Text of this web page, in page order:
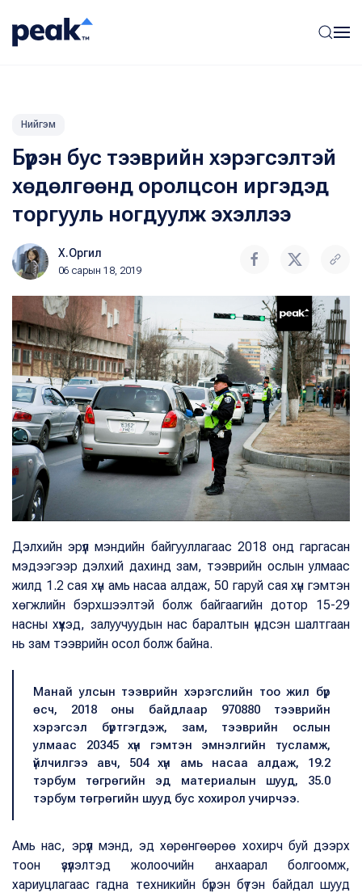
Нийгэм
Бүрэн бус тээврийн хэрэгсэлтэй
хөдөлгөөнд оролцсон иргэдэд
торгууль ногдуулж эхэллээ
Х.Оргил
06 сарын 18, 2019
Дэлхийн эрүүл мэндийн байгууллагаас 2018 онд гаргасан
мэдээгээр дэлхий дахинд зам, тээврийн ослын улмаас
жилд 1.2 сая хүн амь насаа алдаж, 50 гаруй сая хүн гэмтэн
хөгжлийн бэрхшээлтэй болж байгаагийн дотор 15-29
насны хүүхэд, залуучуудын нас баралтын үндсэн шалтгаан
нь зам тээврийн осол болж байна.
Манай улсын тээврийн хэрэгслийн тоо жил бүр
өсч, 2018 оны байдлаар 970880 тээврийн
хэрэгсэл бүртгэгдэж, зам, тээврийн ослын
улмаас 20345 хүн гэмтэн эмнэлгийн тусламж,
үйлчилгээ авч, 504 хүн амь насаа алдаж, 19.2
тэрбум төгрөгийн эд материалын шууд, 35.0
тэрбум төгрөгийн шууд бус хохирол учирчээ.
Амь нас, эрүүл мэнд, эд хөрөнгөөрөө хохирч буй дээрх
тоон үзүүлэлтэд жолоочийн анхаарал болгоомж,
хариуцлагаас гадна техникийн бүрэн бүтэн байдал шууд